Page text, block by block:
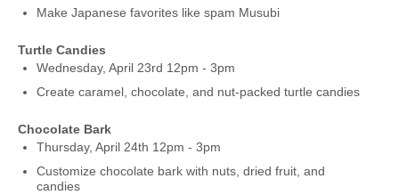
Make Japanese favorites like spam Musubi
Turtle Candies
Wednesday, April 23rd 12pm - 3pm
Create caramel, chocolate, and nut-packed turtle candies
Chocolate Bark
Thursday, April 24th 12pm - 3pm
Customize chocolate bark with nuts, dried fruit, and
candies